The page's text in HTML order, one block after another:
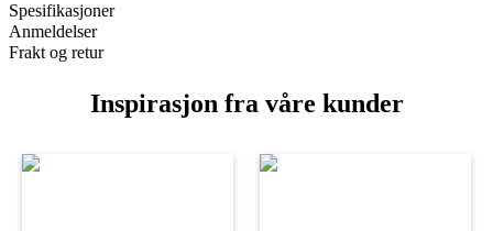
Spesifikasjoner
Anmeldelser
Frakt og retur
Inspirasjon fra våre kunder